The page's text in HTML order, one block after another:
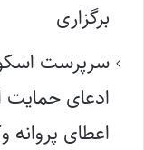
برگزاری
سرپرست
ادعای حمایت
اعطای